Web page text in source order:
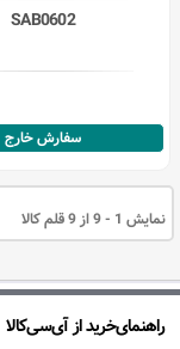
SAB0602
سفارش خارج
نمایش 1 - 9 از 9 قلم کالا
راهنمای‌خرید از آی‌سی‌کالا